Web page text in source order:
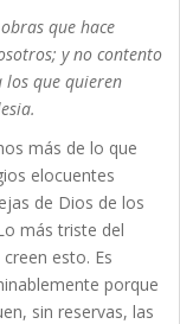
que hace
y no contento
los que quieren
más de lo que
elocuentes
de Dios de los
más triste del
esto. Es
porque
sin reservas, las